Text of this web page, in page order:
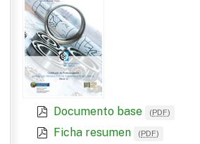
Documento base (PDF)
Ficha resumen (PDF)